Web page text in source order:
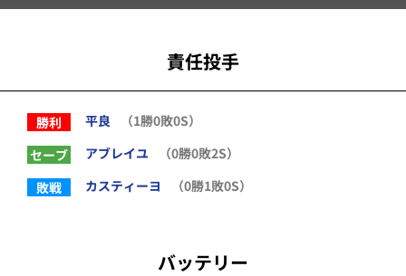
責任投手
勝利 平良
（1勝0敗0S）
セーブ
アブレイユ
（0勝0敗2S）
敗戦
カスティーヨ （0勝1敗0S）
バッテリー